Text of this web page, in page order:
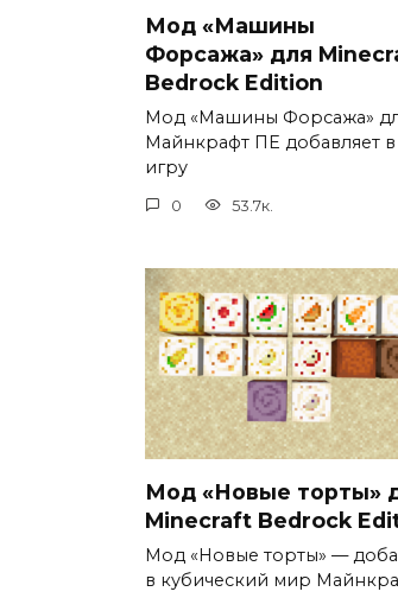
Мод «Машины
Форсажа» для
Bedrock Edition
Мод «Машины Форсажа»
Майнкрафт ПЕ добавляет в
игру
0 53.7к.
Мод «Новые торты»
Minecraft Bedrock
Мод «Новые торты» —
в кубический мир